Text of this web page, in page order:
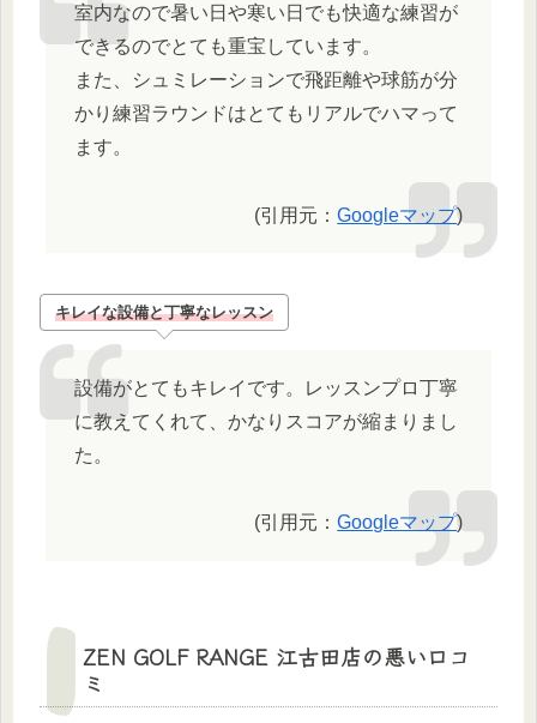
室内なので暑い日や寒い日でも快適な練習が
できるのでとても重宝しています。
また、シュミレーションで飛距離や球筋が分
かり練習ラウンドはとてもリアルでハマって
ます。
(引用元：Googleマップ)
キレイな設備と丁寧なレッスン
設備がとてもキレイです。レッスンプロ丁寧
に教えてくれて、かなりスコアが縮まりまし
た。
(引用元：Googleマップ)
ZEN GOLF RANGE 江古田店の悪い口コ
ミ